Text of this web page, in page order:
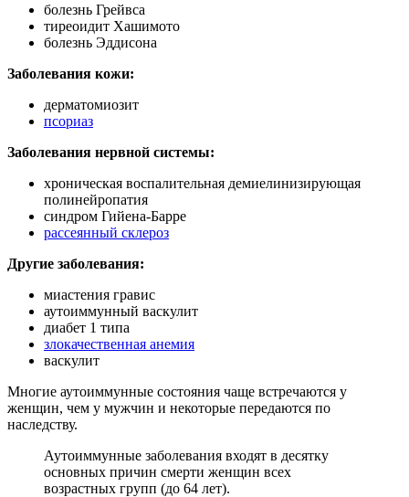
болезнь Грейвса
тиреоидит Хашимото
болезнь Эддисона
Заболевания кожи:
дерматомиозит
псориаз
Заболевания нервной системы:
хроническая воспалительная демиелинизирующая
полинейропатия
синдром Гийена-Барре
рассеянный склероз
Другие заболевания:
миастения гравис
аутоиммунный васкулит
диабет 1 типа
злокачественная анемия
васкулит
Многие аутоиммунные состояния чаще встречаются у
женщин, чем у мужчин и некоторые передаются по
наследству.
Аутоиммунные заболевания входят в десятку
основных причин смерти женщин всех
возрастных групп (до 64 лет).